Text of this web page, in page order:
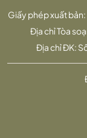
Giấy phép xuất
Địa chỉ Tòa
Địa chỉ ĐK: